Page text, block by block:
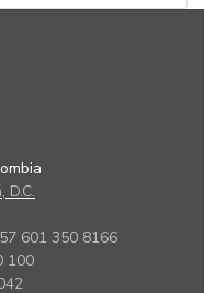
601 350 8166
100